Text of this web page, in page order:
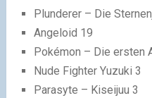
Plunderer – Die
Angeloid 19
Pokémon – Die ersten
Nude Fighter Yuzuki 3
Parasyte – Kiseijuu 3